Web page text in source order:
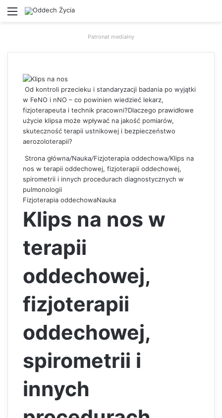
Menu
Patronat medialny
Od kontroli przecieku i standaryzacji badania po wyjątki
w FeNO i nNO – co powinien wiedzieć lekarz,
fizjoterapeuta i technik pracowni?Dlaczego prawidłowe
użycie klipsa może wpływać na jakość pomiarów,
skuteczność terapii ustnikowej i bezpieczeństwo
aerozoloterapii?
Strona główna/Nauka/Fizjoterapia oddechowa/Klips na
nos w terapii oddechowej, fizjoterapii oddechowej,
spirometrii i innych procedurach diagnostycznych w
pulmonologii
Fizjoterapia oddechowaNauka
Klips na nos w
terapii
oddechowej,
fizjoterapii
oddechowej,
spirometrii i
innych